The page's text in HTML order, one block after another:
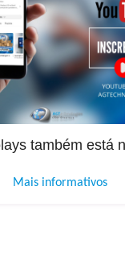
também está
Mais informativos